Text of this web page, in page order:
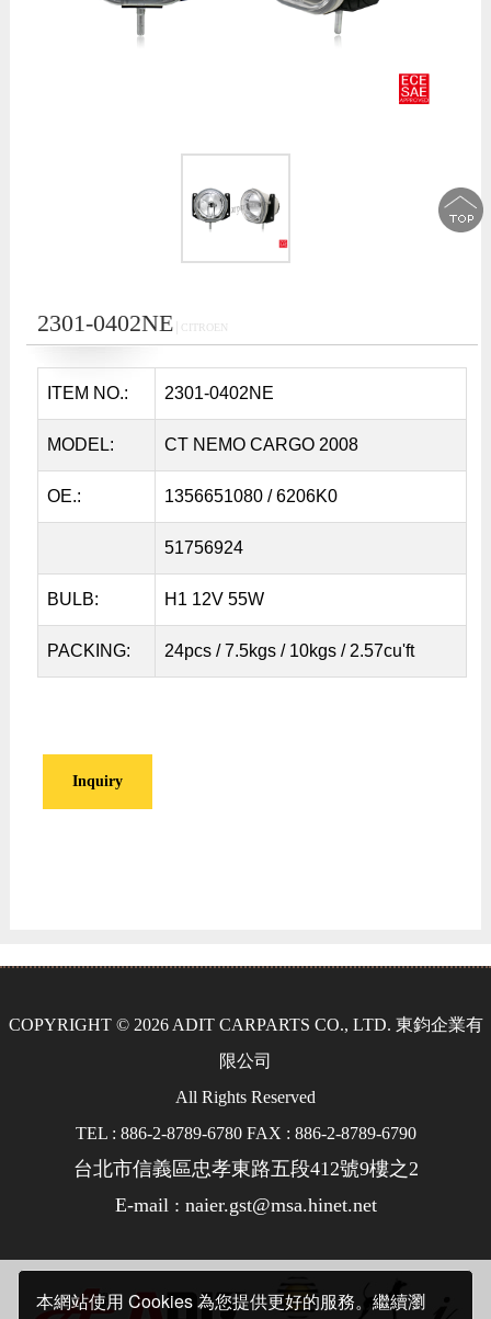
本網站使用 Cookies 為您提供更好的服務。繼續瀏
2301-0402NE│CITROEN
ITEM NO.: 2301-0402NE
MODEL: CT NEMO CARGO 2008
OE.: 1356651080 / 6206K0
51756924
BULB: H1 12V 55W
PACKING: 24pcs / 7.5kgs / 10kgs / 2.57cu'ft
Inquiry
COPYRIGHT © 2026 ADIT CARPARTS CO., LTD. 東鈞企業有
限公司
All Rights Reserved
TEL : 886-2-8789-6780 FAX : 886-2-8789-6790
台北市信義區忠孝東路五段412號9樓之2
E-mail : naier.gst@msa.hinet.net